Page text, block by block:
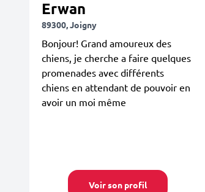
Erwan
89300, Joigny
Bonjour! Grand amoureux des
chiens, je cherche a faire quelques
promenades avec différents
chiens en attendant de pouvoir en
avoir un moi même
Voir son profil